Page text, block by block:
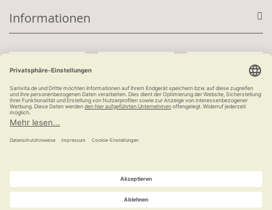
Informationen
Kauf auf Rechnung
versandkostenfrei